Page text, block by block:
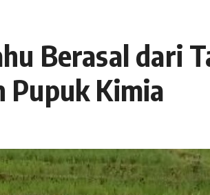
Berasal dari
Pupuk Kimia